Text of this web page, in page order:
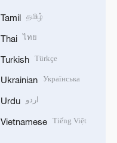
Tamil தமிழ்
Thai ไทย
Turkish Türkçe
Ukrainian Українська
Urdu اردو
Vietnamese Tiếng Việt